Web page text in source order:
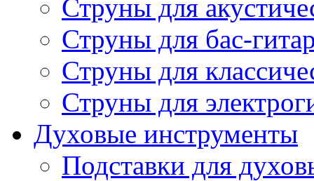
Струны для
Струны для бас-
Струны для
Струны для
Духовые инструменты
Подставки для